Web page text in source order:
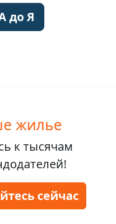
до Я
жилье
к тысячам
сейчас